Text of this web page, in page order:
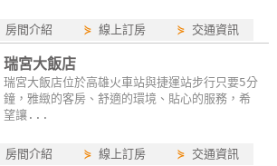
房間介紹 ⋟線上訂房 ⋟ 交通資訊
瑞宮大飯店
瑞宮大飯店位於高雄火車站與捷運站步行只要5分
鐘，雅緻的客房、舒適的環境、貼心的服務，希
望讓...
房間介紹 ⋟線上訂房 ⋟ 交通資訊